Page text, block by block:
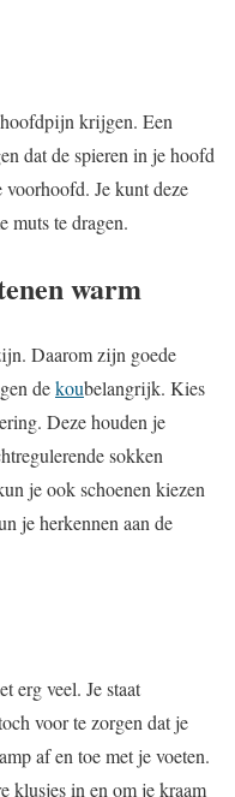
krijgen. Een
dat de spieren in je hoofd
Je kunt deze
muts te dragen.
warm
Daarom zijn goede
dekoubelangrijk. Kies
Deze houden je
sokken
je ook schoenen kiezen
je herkennen aan de
erg veel. Je staat
voor te zorgen dat je
af en toe met je voeten.
klusjes in en om je kraam